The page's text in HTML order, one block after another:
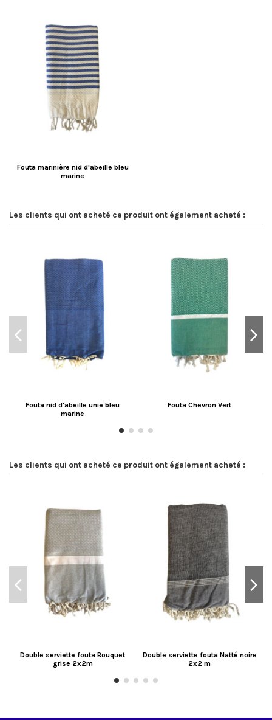
Fouta marinière nid d'abeille bleu
marine
Les clients qui ont acheté ce produit ont également acheté :
Fouta nid d'abeille unie bleu
marine
Fouta Chevron Vert
Les clients qui ont acheté ce produit ont également acheté :
Double serviette fouta Bouquet
grise 2x2m
Double serviette fouta Natté noire
2x2 m